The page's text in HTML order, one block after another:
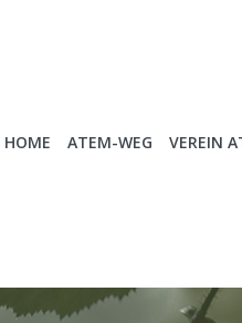
HOME ATEM-WEG VEREIN